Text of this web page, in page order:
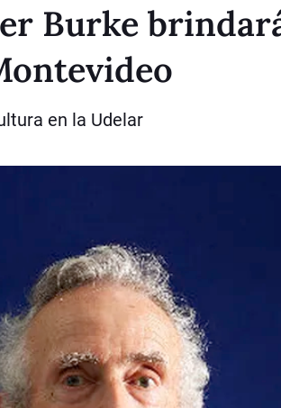
Burke
en la Udelar